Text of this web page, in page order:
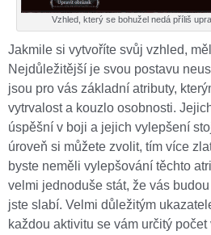
Vzhled, který se bohužel nedá příliš
Jakmile si vytvoříte svůj vzhled,
Nejdůležitější je svou postavu
jsou pro vás základní atributy,
vytrvalost a kouzlo osobnosti.
úspěšní v boji a jejich vylepšení
úroveň si můžete zvolit, tím více
byste neměli vylepšování těchto
velmi jednoduše stát, že vás
jste slabí. Velmi důležitým
každou aktivitu se vám určitý